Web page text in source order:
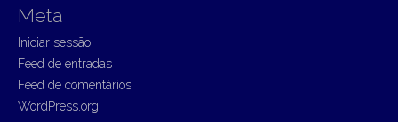
Meta
Iniciar sessão
Feed de entradas
Feed de comentários
WordPress.org